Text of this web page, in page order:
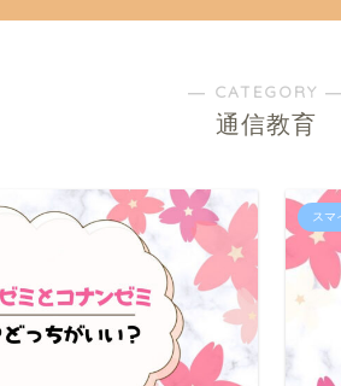
― CATEGORY ―
通信教育
スマ